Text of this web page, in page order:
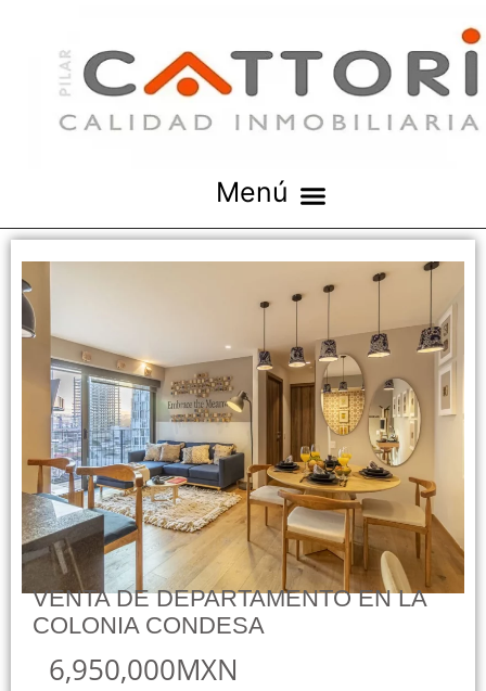
VENTA DE DEPARTAMENTO EN LA
COLONIA CONDESA
6,950,000MXN